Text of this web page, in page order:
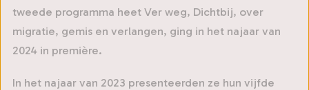
tweede programma heet Ver weg, Dichtbij, over
migratie, gemis en verlangen, ging in het najaar van
2024 in première.
In het najaar van 2023 presenteerden ze hun vijfde